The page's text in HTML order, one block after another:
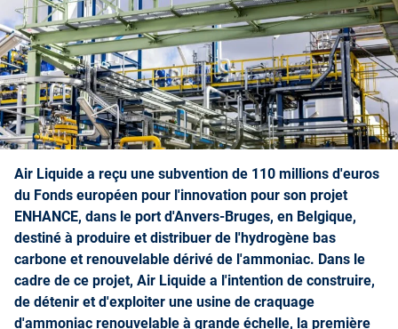
Air Liquide a reçu une subvention de 110 millions d'euros
du Fonds européen pour l'innovation pour son projet
ENHANCE, dans le port d'Anvers-Bruges, en Belgique,
destiné à produire et distribuer de l'hydrogène bas
carbone et renouvelable dérivé de l'ammoniac. Dans le
cadre de ce projet, Air Liquide a l'intention de construire,
de détenir et d'exploiter une usine de craquage
d'ammoniac renouvelable à grande échelle, la première